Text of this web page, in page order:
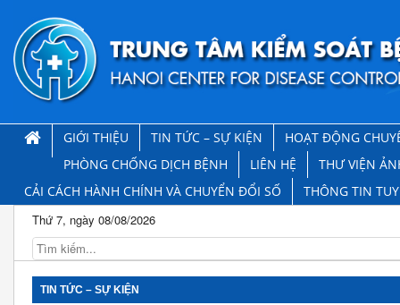
GIỚI THIỆU TIN TỨC – SỰ KIỆN
HOẠT ĐỘNG
PHÒNG CHỐNG DỊCH BỆNH
LIÊN HỆ
THƯ VIỆN
CẢI CÁCH HÀNH CHÍNH VÀ CHUYỂN ĐỔI SỐ
THÔNG TIN
Thứ 7, ngày 08/08/2026
TIN TỨC – SỰ KIỆN